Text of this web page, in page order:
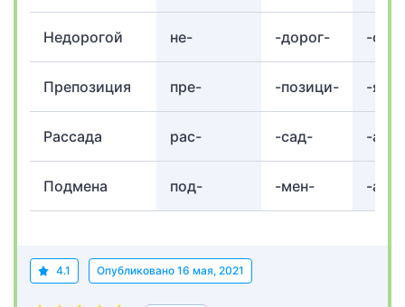
Недорогой не- -дорог- -ой
Препозиция пре- -позици- -я
Рассада рас- -сад- -а
Подмена под- -мен- -а
4.1 Опубликовано 16 мая, 2021